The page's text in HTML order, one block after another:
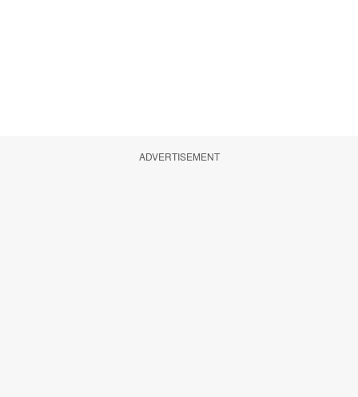
ADVERTISEMENT